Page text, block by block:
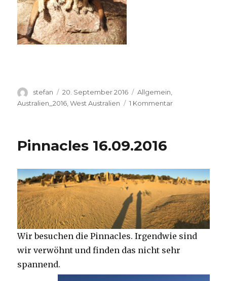
Autor
stefan
Veröffentlicht
am
20. September 2016 Kategorien
Allgemein,
Australien_2016 ,West Australien 1 Kommentarzu
Pinnacles 16.09.2016
Wir besuchen die Pinnacles. Irgendwie sind
wir verwöhnt und finden das nicht sehr
spannend.